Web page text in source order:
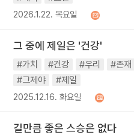
2026.1.22. 목요일
그 중에 제일은 '건강'
#가치 #건강 #우리 #존재
#그제야
#제일
2025.12.16. 화요일
길만큼 좋은 스승은 없다